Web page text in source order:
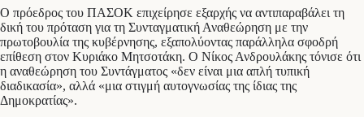
Ο πρόεδρος του ΠΑΣΟΚ επιχείρησε εξαρχής να αντιπαραβάλει τη
δική του πρόταση για τη Συνταγματική Αναθεώρηση με την
πρωτοβουλία της κυβέρνησης, εξαπολύοντας παράλληλα σφοδρή
επίθεση στον Κυριάκο Μητσοτάκη. Ο Νίκος Ανδρουλάκης τόνισε ότι
η αναθεώρηση του Συντάγματος «δεν είναι μια απλή τυπική
διαδικασία», αλλά «μια στιγμή αυτογνωσίας της ίδιας της
Δημοκρατίας».